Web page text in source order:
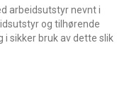
arbeidsutstyr nevnt i
og tilhørende
i sikker bruk av dette slik